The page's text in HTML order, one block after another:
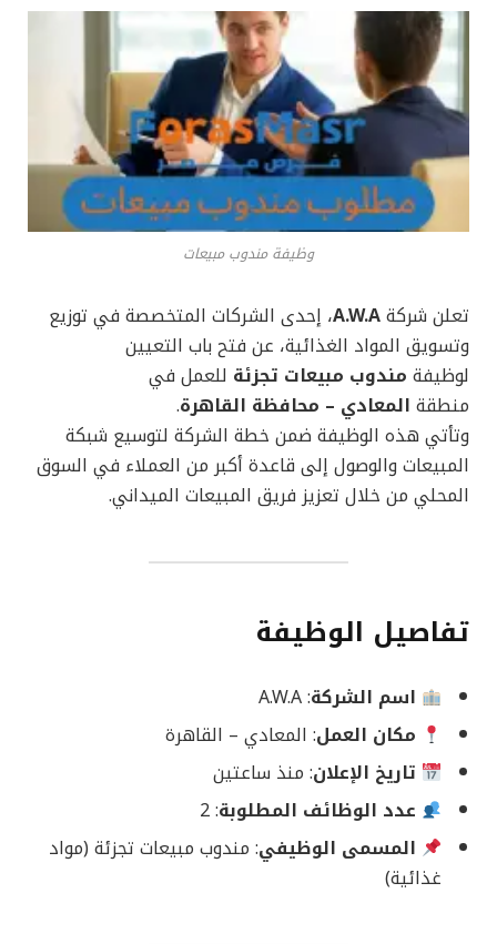
وظيفة مندوب مبيعات
تعلن شركةA.W.A، إحدى الشركات المتخصصة في توزيع
وتسويق المواد الغذائية، عن فتح باب التعيين
لوظيفة مندوب مبيعات تجزئة للعمل في
منطقة المعادي – محافظة القاهرة.
وتأتي هذه الوظيفة ضمن خطة الشركة لتوسيع شبكة
المبيعات والوصول إلى قاعدة أكبر من العملاء في السوق
المحلي من خلال تعزيز فريق المبيعات الميداني.
تفاصيل الوظيفة
اسم الشركة: A.W.A
مكان العمل: المعادي – القاهرة
تاريخ الإعلان: منذ ساعتين
عدد الوظائف المطلوبة: 2
المسمى الوظيفي: مندوب مبيعات تجزئة (مواد
غذائية)